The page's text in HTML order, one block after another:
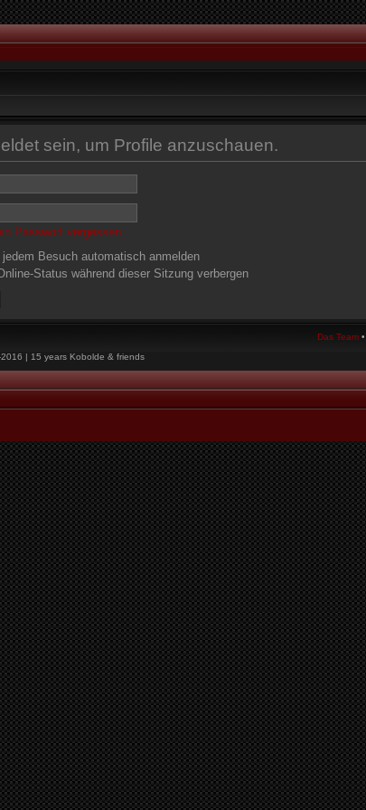
sein, um Profile anzuschauen.
Passwort vergessen
Besuch automatisch anmelden
Status während dieser Sitzung verbergen
Das Team •
| 15 years Kobolde & friends